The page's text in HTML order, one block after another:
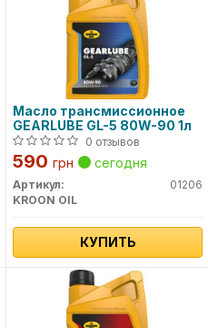
Масло трансмиссионное
GEARLUBE GL-5 80W-90 1л
0 отзывов
590 грн сегодня
Артикул:
01206
KROON OIL
КУПИТЬ